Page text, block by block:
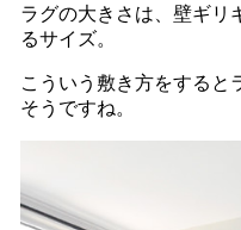
ラグの大きさは、壁ギリ
るサイズ。
こういう敷き方をすると
そうですね。